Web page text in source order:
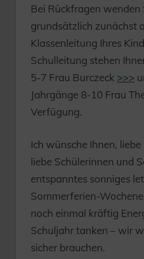
Bei Rückfragen wenden
grundsätzlich zunächst
Klassenleitung Ihres
Schulleitung stehen
5-7 Frau Burczeck >>>
Jahrgänge 8-10 Frau
Verfügung.
Ich wünsche Ihnen,
liebe Schülerinnen und
entspanntes sonniges
Sommerferien-
noch einmal kräftig
Schuljahr tanken – wir
sicher brauchen.